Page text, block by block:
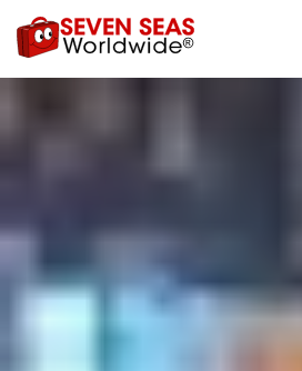
Skip to the content